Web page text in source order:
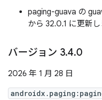
paging-guava の
から 32.0.1 に更新し
バージョン 3.4.0
2026 年 1 月 28 日